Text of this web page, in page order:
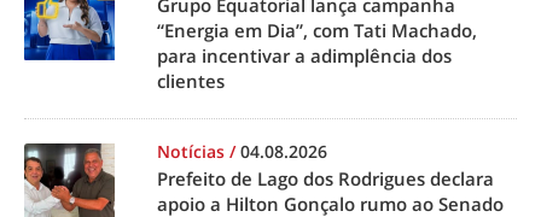
“Energia em Dia”, com Tati Machado,
para incentivar a adimplência dos
clientes
Notícias /04.08.2026
Prefeito de Lago dos Rodrigues declara
apoio a Hilton Gonçalo rumo ao Senado